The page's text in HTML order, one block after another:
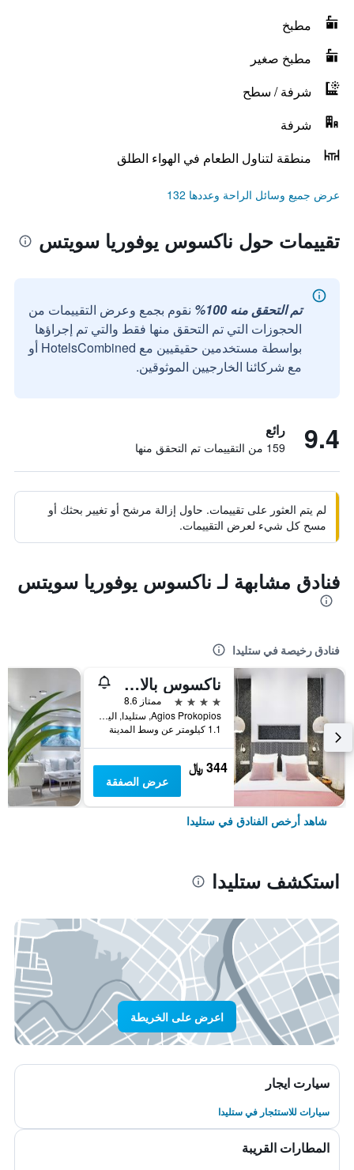
مطبخ
مطبخ صغير
شرفة / سطح
شرفة
منطقة لتناول الطعام في الهواء الطلق
عرض جميع وسائل الراحة وعددها 132
تقييمات حول ناكسوس يوفوريا سويتس
تم التحقق منه 100%
نقوم بجمع وعرض التقييمات من
الحجوزات التي تم التحقق منها فقط والتي تم إجراؤها
بواسطة مستخدمين حقيقيين مع HotelsCombined أو
مع شركائنا الخارجيين الموثوقين.
9.4 رائع
159 من التقييمات تم التحقق منها
لم يتم العثور على تقييمات. حاول إزالة مرشح أو تغيير بحثك أو
مسح كل شيء لعرض التقييمات.
فنادق مشابهة لـ ناكسوس يوفوريا سويتس
فنادق رخيصة في ستليدا
ناكسوس بالاس هوتل
4 نجوم
ممتاز 8.6
Agios Prokopios, ستليدا, اليونان
1.1 كيلومتر عن وسط المدينة
344 ﷼
عرض الصفقة
شاهد أرخص الفنادق في ستليدا
استكشف ستليدا
اعرض على الخريطة
سيارت ايجار
سيارات للاستئجار في ستليدا
المطارات القريبة